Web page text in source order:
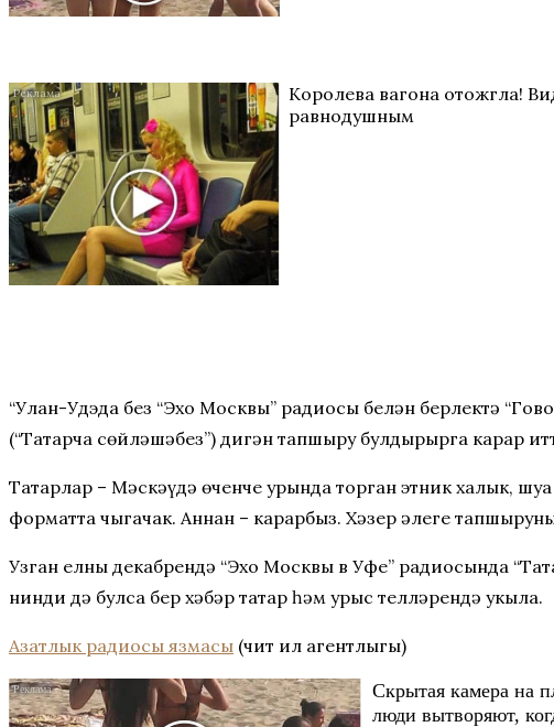
Королева вагона отожгла!
равнодушным
“Улан-Удэда без “Эхо Москвы” радиосы белән берлектә
(“Татарча сөйләшәбез”) дигән тапшыру булдырырга карар
Татарлар – Мәскәүдә өченче урында торган этник халык,
форматта чыгачак. Аннан – карарбыз. Хәзер әлеге
Узган елның декабрендә “Эхо Москвы в Уфе” радиосында
нинди дә булса бер хәбәр татар һәм урыс телләрендә укыла.
Азатлык радиосы язмасы (чит ил агентлыгы)
Скрытая камера на
люди вытворяют,